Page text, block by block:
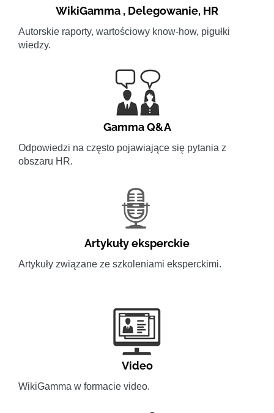
WikiGamma , Delegowanie, HR
Autorskie raporty, wartościowy know-how, pigułki
wiedzy.
Gamma Q&A
Odpowiedzi na często pojawiające się pytania z
obszaru HR.
Artykuły eksperckie
Artykuły związane ze szkoleniami eksperckimi.
Video
WikiGamma w formacie video.